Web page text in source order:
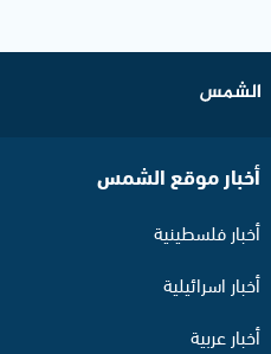
أخبار موقع الشمس
أخبار فلسطينية
أخبار اسرائيلية
أخبار عربية